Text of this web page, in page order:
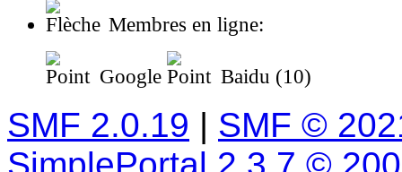
Membres en ligne:
Google Baidu (10)
SMF 2.0.19 | SMF ©